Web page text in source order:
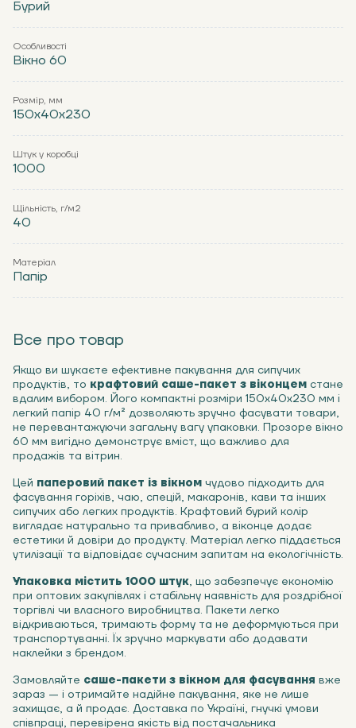
Бурий
Особливості
Вікно 60
Розмір, мм
150x40x230
Штук у коробці
1000
Щільність, г/м2
40
Матеріал
Папір
Все про товар
Якщо ви шукаєте ефективне пакування для сипучих
продуктів, то крафтовий саше-пакет з віконцем стане
вдалим вибором. Його компактні розміри 150х40х230 мм і
легкий папір 40 г/м² дозволяють зручно фасувати товари,
не перевантажуючи загальну вагу упаковки. Прозоре вікно
60 мм вигідно демонструє вміст, що важливо для
продажів та вітрин.
Цей паперовий пакет із вікном чудово підходить для
фасування горіхів, чаю, спецій, макаронів, кави та інших
сипучих або легких продуктів. Крафтовий бурий колір
виглядає натурально та привабливо, а віконце додає
естетики й довіри до продукту. Матеріал легко піддається
утилізації та відповідає сучасним запитам на екологічність.
Упаковка містить 1000 штук, що забезпечує економію
при оптових закупівлях і стабільну наявність для роздрібної
торгівлі чи власного виробництва. Пакети легко
відкриваються, тримають форму та не деформуються при
транспортуванні. Їх зручно маркувати або додавати
наклейки з брендом.
Замовляйте саше-пакети з вікном для фасування вже
зараз — і отримайте надійне пакування, яке не лише
захищає, а й продає. Доставка по Україні, гнучкі умови
співпраці, перевірена якість від постачальника